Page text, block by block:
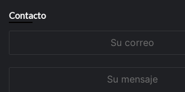
Contacto